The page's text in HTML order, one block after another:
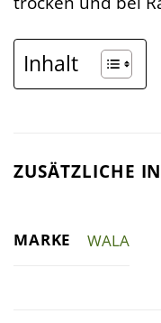
Inhalt
ZUSÄTZLICHE
MARKE WALA